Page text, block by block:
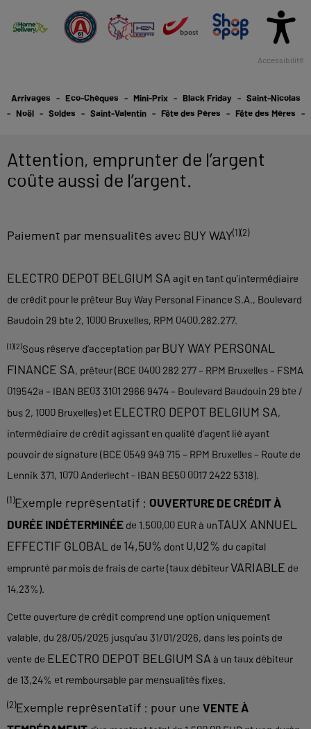
Accessibilité
Arrivages Eco-Chèques Mini-Prix Black Friday
Saint-Nicolas
Noël
Soldes Saint-Valentin Fête des Pères Fête des Mères
Attention, emprunter de l’argent
coûte aussi de l’argent.
Paiement par mensualités avec BUY WAY(1)(2)
ELECTRO DEPOT BELGIUM SA agit en tant qu'intermédiaire
de crédit pour le prêteur Buy Way Personal Finance S.A., Boulevard
Baudoin 29 bte 2, 1000 Bruxelles, RPM 0400.282.277.
(1)(2)Sous réserve d’acceptation par BUY WAY PERSONAL
FINANCE SA, prêteur (BCE 0400 282 277 – RPM Bruxelles – FSMA
019542a – IBAN BE03 3101 2966 9474 – Boulevard Baudouin 29 bte /
bus 2, 1000 Bruxelles) et ELECTRO DEPOT BELGIUM SA,
intermédiaire de crédit agissant en qualité d’agent lié ayant
pouvoir de signature (BCE 0549 949 715 – RPM Bruxelles – Route de
Lennik 371, 1070 Anderlecht - IBAN BE50 0017 2422 5318).
(1)Exemple représentatif : OUVERTURE DE CRÉDIT À
DURÉE INDÉTERMINÉE de 1.500,00 EUR à unTAUX ANNUEL
EFFECTIF GLOBAL
de 14,50% dont 0,02% du capital
emprunté par mois de frais de carte (taux débiteur VARIABLE de
14,23%).
Cette ouverture de crédit comprend une option uniquement
valable, du 28/05/2025 jusqu'au 31/01/2026, dans les points de
vente de ELECTRO DEPOT BELGIUM SA à un taux débiteur
de 13,24% et remboursable par mensualités fixes.
(2)Exemple représentatif : pour une VENTE À